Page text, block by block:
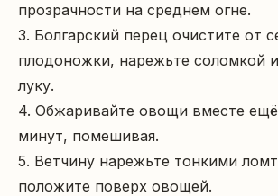
прозрачности на среднем огне.
3. Болгарский перец очистите от
плодоножки, нарежьте соломкой
луку.
4. Обжаривайте овощи вместе ещё
минут, помешивая.
5. Ветчину нарежьте тонкими
положите поверх овощей.